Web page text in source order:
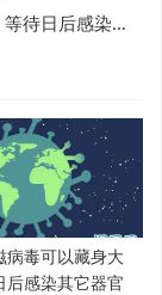
感染其它器官
病毒可以藏身大
后感染其它器官